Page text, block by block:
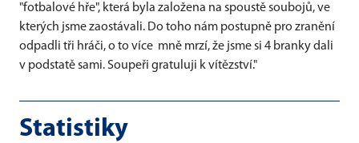
"fotbalové hře", která byla založena na spoustě soubojů, ve
kterých jsme zaostávali. Do toho nám postupně pro zranění
odpadli tři hráči, o to více mně mrzí, že jsme si 4 branky dali
v podstatě sami. Soupeři gratuluji k vítězství."
Statistiky